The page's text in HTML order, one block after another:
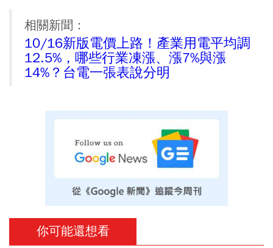
相關新聞：
10/16新版電價上路！產業用電平均調
12.5%，哪些行業凍漲、漲7%與漲
14%？台電一張表說分明
你可能還想看